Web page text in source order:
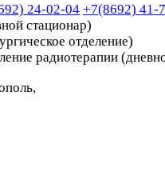
24-02-04 +7(8692) 41-
стационар)
отделение)
радиотерапии